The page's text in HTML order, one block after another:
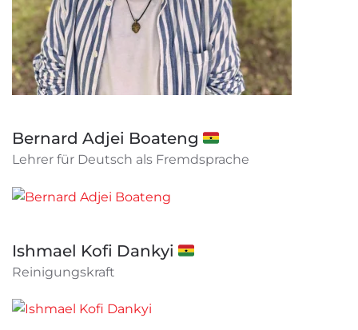
Bernard Adjei Boateng 🇬🇭
Lehrer für Deutsch als Fremdsprache
Ishmael Kofi Dankyi 🇬🇭
Reinigungskraft